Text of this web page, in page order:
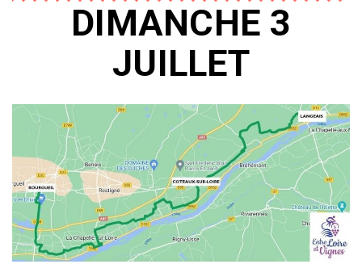
DIMANCHE 3
JUILLET